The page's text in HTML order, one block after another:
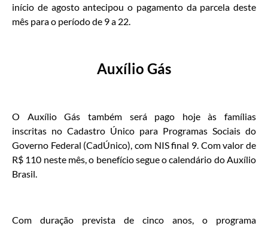
início de agosto antecipou o pagamento da parcela deste
mês para o período de 9 a 22.
Auxílio Gás
O Auxílio Gás também será pago hoje às famílias
inscritas no Cadastro Único para Programas Sociais do
Governo Federal (CadÚnico), com NIS final 9. Com valor de
R$ 110 neste mês, o benefício segue o calendário do Auxílio
Brasil.
Com duração prevista de cinco anos, o programa